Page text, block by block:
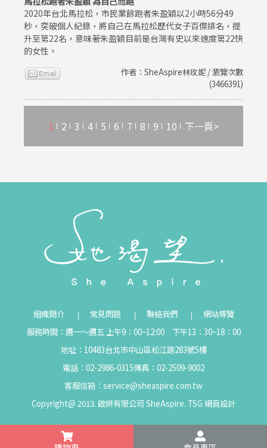
2020年台北馬拉松，市民業餘跑者朱盈穎以2小時56分49
秒，突破個人紀錄，將自己在馬拉松歷代女子百傑排名，提
升至第22名，意味著朱盈穎目前是台灣有史以來速度第22快
的女性。
作者：SheAspire林玫妮 / 瀏覽次數
(3466391)
1 2 3 4 5 6 7 8 9 10 下一頁>
組織簡介 常見問題 聯絡我們
網站導覽
服務時間：週一～週五 上午9：00~12:00 下午13：30~18：00
地址：10483台北市中山區松江路283號5樓
電話：02-2986-0315傳真：02-2509-9002
客服信箱： service@sheaspire.com.tw
Copyright@ 2013. 啟妍有限公司 SheAspire. TSG 網頁設計